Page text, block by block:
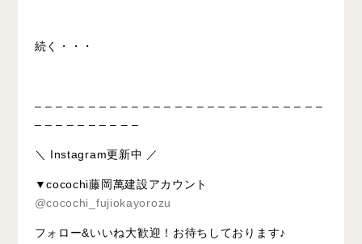
続く・・・
– – – – – – – – – – – – – – – – – – – – – – – – – – –
– – – – – – – – – –
＼ Instagram更新中 ／
▼cocochi藤岡萬建設アカウント
@cocochi_fujiokayorozu
フォロー&いいね大歓迎！お待ちしております♪